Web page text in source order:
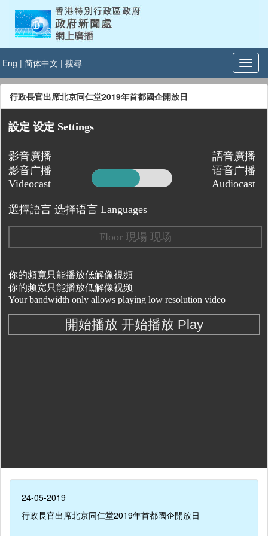
Eng | 简体中文 | 搜尋
行政長官出席北京同仁堂2019年首都國企開放日
24-05-2019
行政長官出席北京同仁堂2019年首都國企開放日